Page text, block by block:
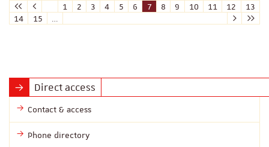
1 2 3 4 5 6 7 8 9 10 11 12
13
14
15 …
Direct access
Contact & access
Phone directory